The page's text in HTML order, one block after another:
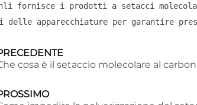
fornisce i prodotti a setacci
delle apparecchiature per garantire
cosa è il setaccio molecolare al